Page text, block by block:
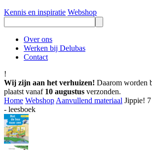
Kennis en inspiratie Webshop
Over ons
Werken bij Delubas
Contact
!
Wij zijn aan het verhuizen! Daarom worden
plaatst vanaf 10 augustus verzonden.
Home Webshop Aanvullend materiaal Jippie! 7
- leesboek